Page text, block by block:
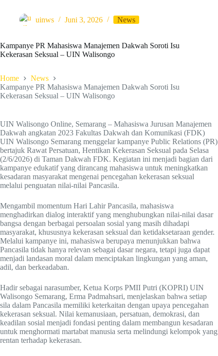
uinws Juni 3, 2026 News
Kampanye PR Mahasiswa Manajemen Dakwah Soroti Isu
Kekerasan Seksual – UIN Walisongo
Home
News
Kampanye PR Mahasiswa Manajemen Dakwah Soroti Isu
Kekerasan Seksual – UIN Walisongo
UIN Walisongo Online, Semarang – Mahasiswa Jurusan Manajemen
Dakwah angkatan 2023 Fakultas Dakwah dan Komunikasi (FDK)
UIN Walisongo Semarang menggelar kampanye Public Relations (PR)
bertajuk Rawat Persatuan, Hentikan Kekerasan Seksual pada Selasa
(2/6/2026) di Taman Dakwah FDK. Kegiatan ini menjadi bagian dari
kampanye edukatif yang dirancang mahasiswa untuk meningkatkan
kesadaran masyarakat mengenai pencegahan kekerasan seksual
melalui penguatan nilai-nilai Pancasila.
Mengambil momentum Hari Lahir Pancasila, mahasiswa
menghadirkan dialog interaktif yang menghubungkan nilai-nilai dasar
bangsa dengan berbagai persoalan sosial yang masih dihadapi
masyarakat, khususnya kekerasan seksual dan ketidaksetaraan gender.
Melalui kampanye ini, mahasiswa berupaya menunjukkan bahwa
Pancasila tidak hanya relevan sebagai dasar negara, tetapi juga dapat
menjadi landasan moral dalam menciptakan lingkungan yang aman,
adil, dan berkeadaban.
Hadir sebagai narasumber, Ketua Korps PMII Putri (KOPRI) UIN
Walisongo Semarang, Erma Padmahsari, menjelaskan bahwa setiap
sila dalam Pancasila memiliki keterkaitan dengan upaya pencegahan
kekerasan seksual. Nilai kemanusiaan, persatuan, demokrasi, dan
keadilan sosial menjadi fondasi penting dalam membangun kesadaran
untuk menghormati martabat manusia serta melindungi kelompok yang
rentan terhadap kekerasan.